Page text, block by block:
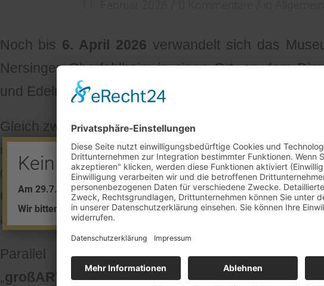
Noch bis 6. April 2026 verwandelt sich das
Nersingen-Oberfahlheim in einen Ort, an dem
und Edelmetalle auf Leinwänden zum Leben
Gleich zwei Ausstellungen laden dazu ein, den
mit wertvollen Oberflächen zu schärfen.Besonders
des Museums. Unter dem Titel „das Leichte &
Gold und Struktur“präsentiert die Künstlerin
abstrakten Werke.
Parallel dazu zeigt der Landkreis Neu-Ulm
„großARTig“einen Querschnitt seiner Sammlung.
Kein Barverkaufstag am 29.7. + 5.8.
Am 29.7. + 5.8. findet unser Barverkaufstag in Rheinstetten leider
Wir bitten um Ihr Verständnis!